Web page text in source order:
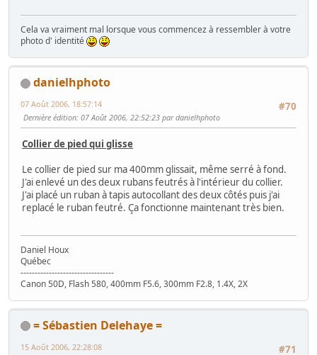
Cela va vraiment mal lorsque vous commencez à ressembler à votre
photo d' identité
danielhphoto
#70
07 Août 2006, 18:57:14
Dernière édition: 07 Août 2006, 22:52:23 par danielhphoto
Collier de pied qui glisse
Le collier de pied sur ma 400mm glissait, même serré à fond.
J'ai enlevé un des deux rubans feutrés à l'intérieur du collier.
J'ai placé un ruban à tapis autocollant des deux côtés puis j'ai
replacé le ruban feutré. Ça fonctionne maintenant très bien.
Daniel Houx
Québec
---------------------------------
Canon 50D, Flash 580, 400mm F5.6, 300mm F2.8, 1.4X, 2X
= Sébastien Delehaye =
#71
15 Août 2006, 22:28:08